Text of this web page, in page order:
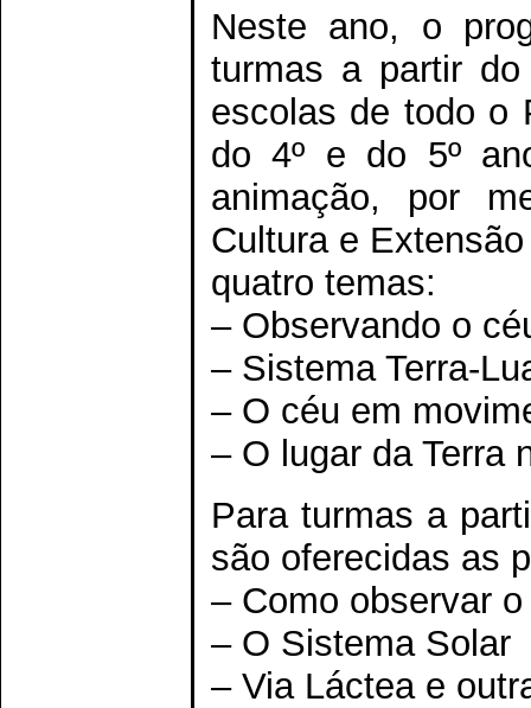
Neste ano, o
turmas a partir
escolas de todo o
do 4º e do 5º
animação, por
Cultura e
quatro temas:
– Observando o
– Sistema Terra-
– O céu em
– O lugar da Terra
Para turmas a
são oferecidas as
– Como observar
– O Sistema Solar
– Via Láctea e